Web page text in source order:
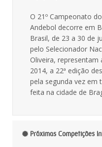
O 21º Campeonato
Andebol decorre em
Brasil, de 23 a 30 de
pelo Selecionador
Oliveira, representam
2014, a 22ª edição
pela segunda vez em
feita na cidade de
Próximas Competições